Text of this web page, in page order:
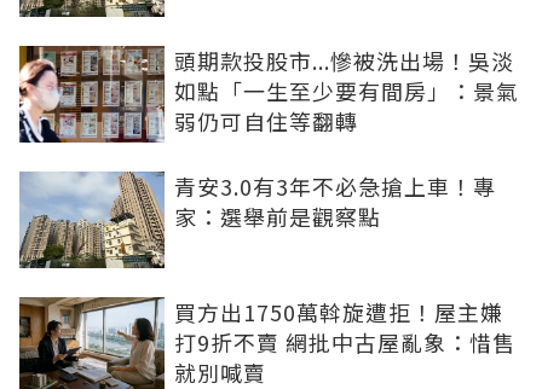
頭期款投股市...慘被洗出場！吳淡
如點「一生至少要有間房」：景氣
弱仍可自住等翻轉
青安3.0有3年不必急搶上車！專
家：選舉前是觀察點
買方出1750萬斡旋遭拒！屋主嫌
打9折不賣 網批中古屋亂象：惜售
就別喊賣